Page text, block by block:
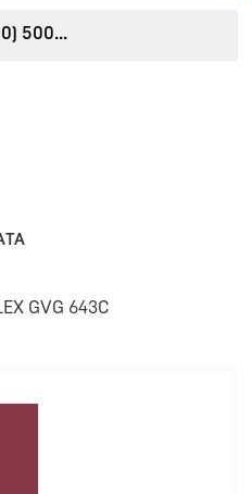
500...
GVG 643C